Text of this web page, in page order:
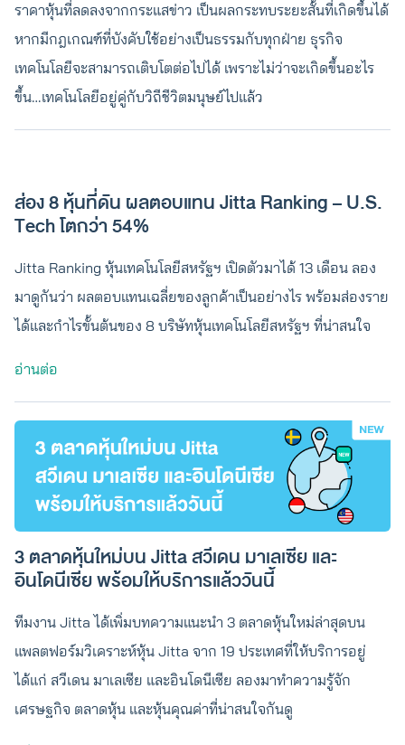
ราคาหุ้นที่ลดลงจากกระแสข่าว เป็นผลกระทบระยะสั้นที่เกิดขึ้นได้
หากมีกฎเกณฑ์ที่บังคับใช้อย่างเป็นธรรมกับทุกฝ่าย ธุรกิจ
เทคโนโลยีจะสามารถเติบโตต่อไปได้ เพราะไม่ว่าจะเกิดขึ้นอะไร
ขึ้น…เทคโนโลยีอยู่คู่กับวิถีชีวิตมนุษย์ไปแล้ว
ส่อง 8 หุ้นที่ดัน ผลตอบแทน Jitta Ranking – U.S.
Tech โตกว่า 54%
Jitta Ranking หุ้นเทคโนโลยีสหรัฐฯ เปิดตัวมาได้ 13 เดือน ลอง
มาดูกันว่า ผลตอบแทนเฉลี่ยของลูกค้าเป็นอย่างไร พร้อมส่องราย
ได้และกำไรขั้นต้นของ 8 บริษัทหุ้นเทคโนโลยีสหรัฐฯ ที่น่าสนใจ
อ่านต่อ
3 ตลาดหุ้นใหม่บน Jitta สวีเดน มาเลเซีย และ
อินโดนีเซีย พร้อมให้บริการแล้ววันนี้
ทีมงาน Jitta ได้เพิ่มบทความแนะนำ 3 ตลาดหุ้นใหม่ล่าสุดบน
แพลตฟอร์มวิเคราะห์หุ้น Jitta จาก 19 ประเทศที่ให้บริการอยู่
ได้แก่ สวีเดน มาเลเซีย และอินโดนีเซีย ลองมาทำความรู้จัก
เศรษฐกิจ ตลาดหุ้น และหุ้นคุณค่าที่น่าสนใจกันดู